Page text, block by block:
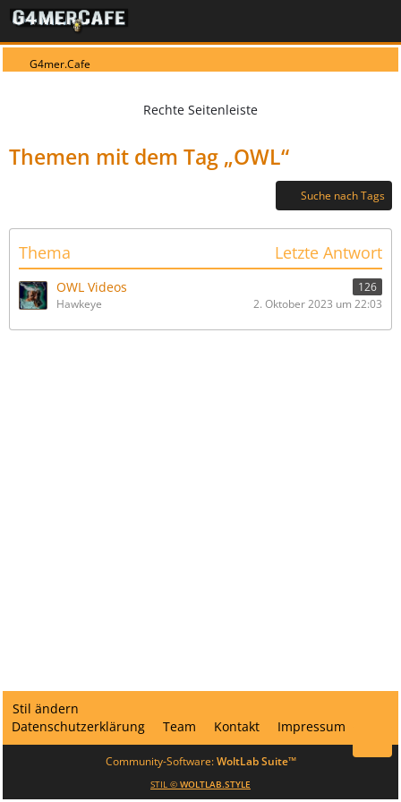
G4mer.Cafe
Themen mit dem Tag „OWL“
Suche nach Tags
Thema Letzte Antwort
OWL Videos
126
Hawkeye
2. Oktober 2023 um 22:03
Stil ändern
Datenschutzerklärung
Team Kontakt Impressum
Community-Software:WoltLab Suite™
STIL © WOLTLAB.STYLE